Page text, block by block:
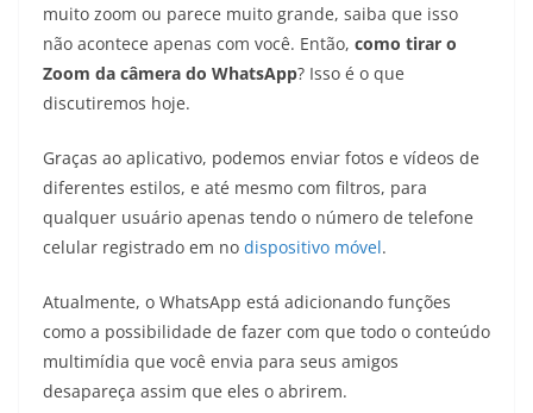
muito zoom ou parece muito grande, saiba que isso
não acontece apenas com você. Então, como tirar o
Zoom da câmera do WhatsApp? Isso é o que
discutiremos hoje.
Graças ao aplicativo, podemos enviar fotos e vídeos de
diferentes estilos, e até mesmo com filtros, para
qualquer usuário apenas tendo o número de telefone
celular registrado em no dispositivo móvel.
Atualmente, o WhatsApp está adicionando funções
como a possibilidade de fazer com que todo o conteúdo
multimídia que você envia para seus amigos
desapareça assim que eles o abrirem.